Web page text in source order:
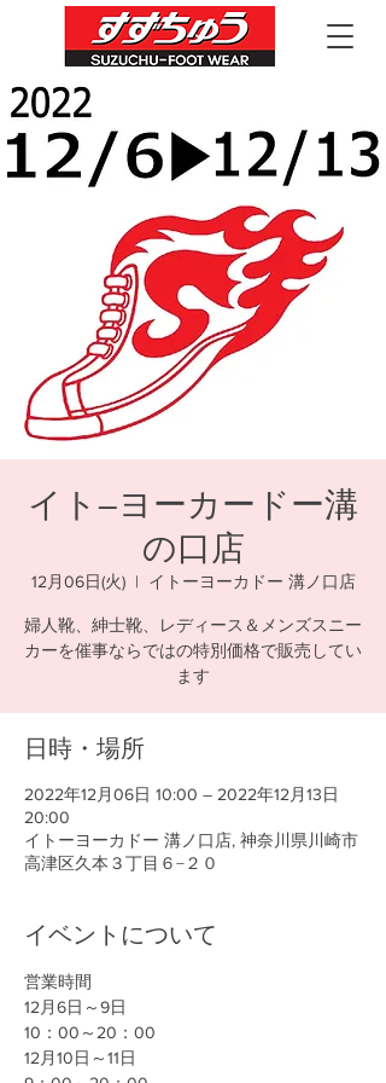
イト―ヨーカードー溝
の口店
12月06日(火)
  |
イトーヨーカドー 溝ノ口店
婦人靴、紳士靴、レディース＆メンズスニー
カーを催事ならではの特別価格で販売してい
ます
日時・場所
2022年12月06日 10:00 – 2022年12月13日
20:00
イトーヨーカドー 溝ノ口店, 神奈川県川崎市
高津区久本３丁目６−２０
イベントについて
営業時間
12月6日～9日
10：00～20：00
12月10日～11日